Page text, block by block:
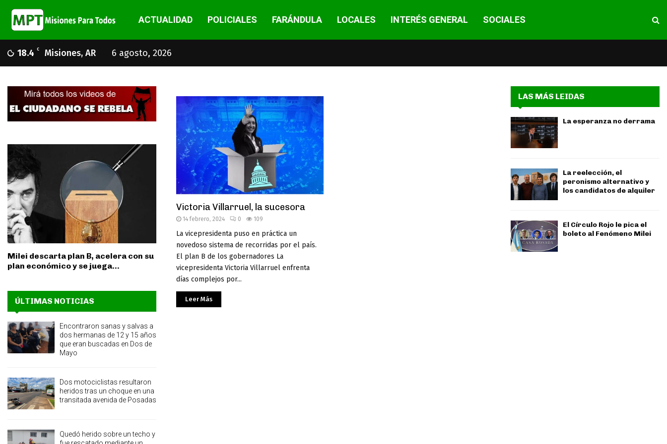
ACTUALIDAD POLICIALES FARÁNDULA LOCALES INTERÉS GENERAL SOCIALES
18.4 C Misiones, AR 6 agosto, 2026
Victoria Villarruel, la sucesora
14 febrero, 2024 0 109
La vicepresidenta puso en práctica un
novedoso sistema de recorridas por el país.
El plan B de los gobernadores La
vicepresidenta Victoria Villarruel enfrenta
días complejos por...
Leer Más
Milei descarta plan B, acelera con su
plan económico y se juega...
ÚLTIMAS NOTICIAS
Encontraron sanas y salvas a
dos hermanas de 12 y 15 años
que eran buscadas en Dos de
Mayo
Dos motociclistas resultaron
heridos tras un choque en una
transitada avenida de Posadas
Quedó herido sobre un techo y
LAS MÁS LEIDAS
La esperanza no derrama
La reelección, el
peronismo alternativo y
los candidatos de alquiler
El Círculo Rojo le pica el
boleto al Fenómeno Milei